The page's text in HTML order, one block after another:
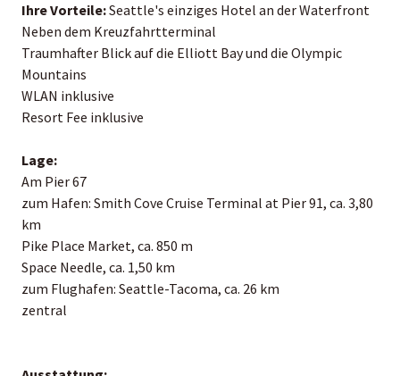
Ihre Vorteile:Seattle's einziges Hotel an der Waterfront
Neben dem Kreuzfahrtterminal
Traumhafter Blick auf die Elliott Bay und die Olympic
Mountains
WLAN inklusive
Resort Fee inklusive
Lage:
Am Pier 67
zum Hafen: Smith Cove Cruise Terminal at Pier 91, ca. 3,80
km
Pike Place Market, ca. 850 m
Space Needle, ca. 1,50 km
zum Flughafen: Seattle-Tacoma, ca. 26 km
zentral